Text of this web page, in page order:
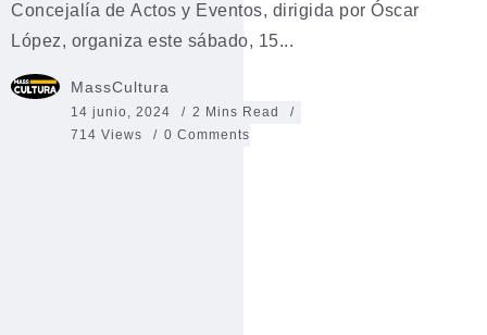
Concejalía de Actos y Eventos, dirigida por Óscar
López, organiza este sábado, 15...
MassCultura
14 junio, 2024
2 Mins Read
714 Views
0 Comments